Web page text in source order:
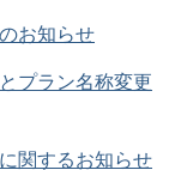
お知らせ
プラン名称変更
関するお知らせ